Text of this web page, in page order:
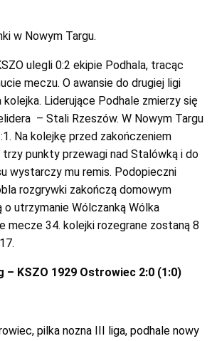
w Nowym Targu.
ulegli 0:2 ekipie Podhala, tracąc
meczu. O awansie do drugiej ligi
Liderujące Podhale zmierzy się
– Stali Rzeszów. W Nowym Targu
Na kolejkę przed zakończeniem
trzy punkty przewagi nad Stalówką i do
wystarczy mu remis. Podopieczni
rozgrywki zakończą domowym
utrzymanie Wólczanką Wólka
mecze 34. kolejki rozegrane zostaną 8
– KSZO 1929 Ostrowiec 2:0 (1:0)
, pilka nozna III liga, podhale nowy